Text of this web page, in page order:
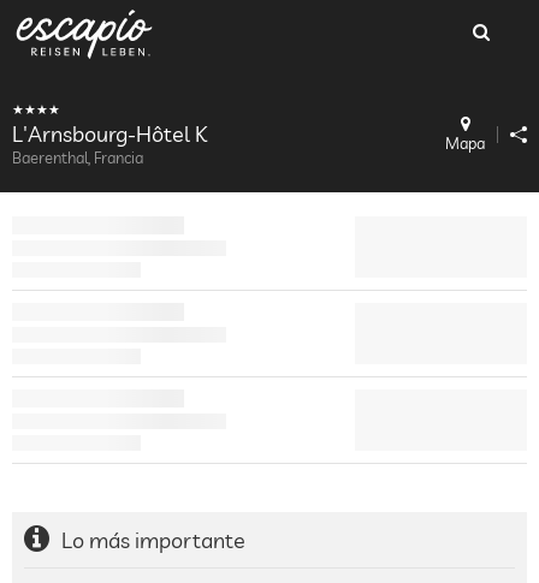
L'Arnsbourg-Hôtel K
Baerenthal, Francia
Mapa
Lo más importante